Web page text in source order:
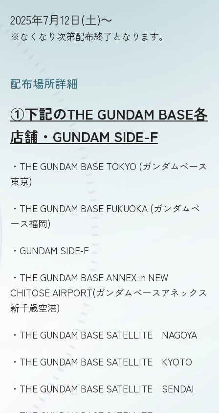
2025年7月12日(土)～
※なくなり次第配布終了となります。
配布場所詳細
①下記のTHE GUNDAM BASE各
店舗・GUNDAM SIDE-F
・THE GUNDAM BASE TOKYO (ガンダムベース
東京)
・THE GUNDAM BASE FUKUOKA (ガンダムベ
ース福岡)
・GUNDAM SIDE-F
・THE GUNDAM BASE ANNEX in NEW
CHITOSE AIRPORT(ガンダムベースアネックス
新千歳空港)
・THE GUNDAM BASE SATELLITE NAGOYA
・THE GUNDAM BASE SATELLITE KYOTO
・THE GUNDAM BASE SATELLITE SENDAI